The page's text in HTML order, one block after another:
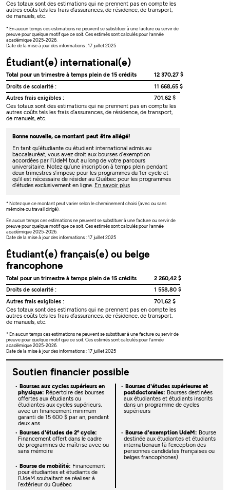
Ces totaux sont des estimations qui ne prennent pas en compte les
autres coûts tels les frais d’assurances, de résidence, de transport,
de manuels, etc.
* En aucun temps ces estimations ne peuvent se substituer à une facture ou servir de
preuve pour quelque motif que ce soit. Ces estimés sont calculés pour l’année
académique 2025-2026.
Date de la mise à jour des informations : 17 juillet 2025
Étudiant(e) international(e)
Total pour un trimestre à temps plein de 15 crédits
12 370,27 $
Droits de scolarité :
11 668,65 $
Autres frais exigibles :
701,62 $
Ces totaux sont des estimations qui ne prennent pas en compte les
autres coûts tels les frais d’assurances, de résidence, de transport,
de manuels, etc.
Bonne nouvelle, ce montant peut être allégé!
En tant qu’étudiante ou étudiant international admis au
baccalauréat, vous avez droit aux bourses d’exemption
accordées par l’UdeM tout au long de votre parcours
universitaire. Notez qu’une inscription à temps plein pendant
deux trimestres s’impose pour les programmes du 1er cycle et
qu’il est nécessaire de résider au Québec pour les programmes
d’études exclusivement en ligne. En savoir plus
* Notez que ce montant peut varier selon le cheminement choisi (avec ou sans
mémoire ou travail dirigé).
En aucun temps ces estimations ne peuvent se substituer à une facture ou servir de
preuve pour quelque motif que ce soit. Ces estimés sont calculés pour l’année
académique 2025-2026.
Date de la mise à jour des informations : 17 juillet 2025
Étudiant(e) français(e) ou belge
francophone
Total pour un trimestre à temps plein de 15 crédits
2 260,42 $
Droits de scolarité :
1 558,80 $
Autres frais exigibles :
701,62 $
Ces totaux sont des estimations qui ne prennent pas en compte les
autres coûts tels les frais d’assurances, de résidence, de transport,
de manuels, etc.
* En aucun temps ces estimations ne peuvent se substituer à une facture ou servir de
preuve pour quelque motif que ce soit. Ces estimés sont calculés pour l’année
académique 2025-2026.
Date de la mise à jour des informations : 17 juillet 2025
Soutien financier possible
Bourses aux cycles supérieurs en
physique: Répertoire des bourses
offertes aux étudiants ou
étudiantes aux cycles supérieurs,
avec un financement minimum
garanti de 15 600 $ par an, pendant
deux ans
Bourses d'études supérieures et
postdoctorales: Bourses destinées
aux étudiantes et étudiants inscrits
dans un programme de cycles
supérieurs
Bourses d'études de 2ecycle:
Financement offert dans le cadre
de programmes de maîtrise avec ou
sans mémoire
Bourse d'exemption UdeM: Bourse
destinée aux étudiantes et étudiants
internationaux (à l’exception des
personnes candidates françaises ou
belges francophones)
Bourse de mobilité: Financement
pour étudiantes et étudiants de
l’UdeM souhaitant se réaliser à
l’extérieur du Québec